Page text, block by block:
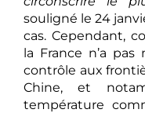
souligné le 24
cas. Cependant,
la France n’a
contrôle aux
Chine, et
température